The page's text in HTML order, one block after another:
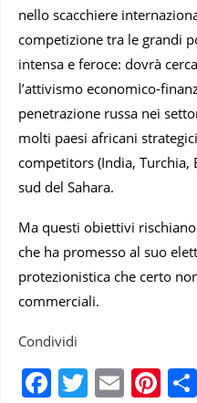
nello scacchiere
competizione tra le grandi
intensa e feroce: dovrà
l’attivismo economico-
penetrazione russa nei
molti paesi africani
competitors (India, Turchia,
sud del Sahara.
Ma questi obiettivi
che ha promesso al suo
protezionistica che certo
commerciali.
Condividi
Facebook
Twitter
Email